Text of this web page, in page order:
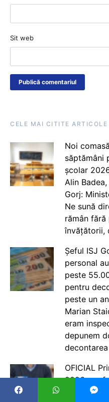
Sit web
CELE MAI CITITE ARTICOLE
Noi
săptămâni
școlar
Alin
Gorj:
Ne sună
rămân
învățătorii,
Șeful ISJ
personal
peste
pentru
peste un
Marian
eram
depunem
OFICIAL
2026:
lei până la